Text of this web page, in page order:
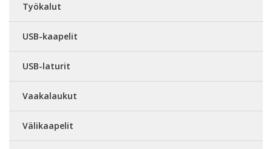
Työkalut
USB-kaapelit
USB-laturit
Vaakalaukut
Välikaapelit